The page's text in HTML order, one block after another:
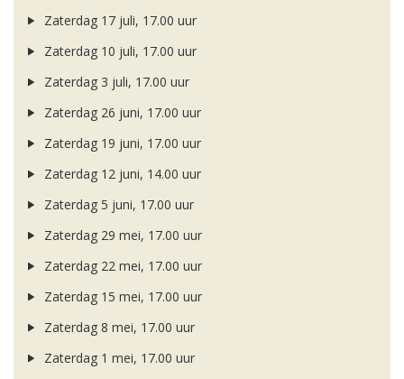
Zaterdag 17 juli, 17.00 uur
Zaterdag 10 juli, 17.00 uur
Zaterdag 3 juli, 17.00 uur
Zaterdag 26 juni, 17.00 uur
Zaterdag 19 juni, 17.00 uur
Zaterdag 12 juni, 14.00 uur
Zaterdag 5 juni, 17.00 uur
Zaterdag 29 mei, 17.00 uur
Zaterdag 22 mei, 17.00 uur
Zaterdag 15 mei, 17.00 uur
Zaterdag 8 mei, 17.00 uur
Zaterdag 1 mei, 17.00 uur